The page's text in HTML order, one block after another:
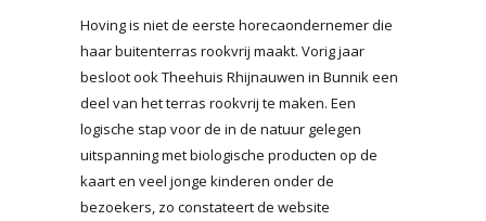
Hoving is niet de eerste horecaondernemer die
haar buitenterras rookvrij maakt. Vorig jaar
besloot ook Theehuis Rhijnauwen in Bunnik een
deel van het terras rookvrij te maken. Een
logische stap voor de in de natuur gelegen
uitspanning met biologische producten op de
kaart en veel jonge kinderen onder de
bezoekers, zo constateert de website